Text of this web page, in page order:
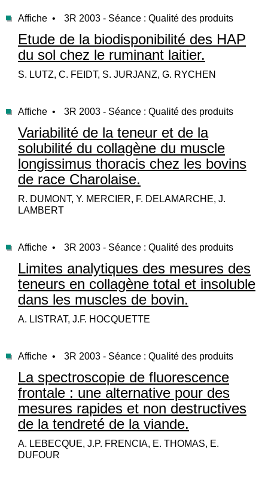
Affiche • 3R 2003 - Séance : Qualité des produits
Etude de la biodisponibilité des HAP
du sol chez le ruminant laitier.
S. LUTZ, C. FEIDT, S. JURJANZ, G. RYCHEN
Affiche • 3R 2003 - Séance : Qualité des produits
Variabilité de la teneur et de la
solubilité du collagène du muscle
longissimus thoracis chez les bovins
de race Charolaise.
R. DUMONT, Y. MERCIER, F. DELAMARCHE, J.
LAMBERT
Affiche • 3R 2003 - Séance : Qualité des produits
Limites analytiques des mesures des
teneurs en collagène total et insoluble
dans les muscles de bovin.
A. LISTRAT, J.F. HOCQUETTE
Affiche • 3R 2003 - Séance : Qualité des produits
La spectroscopie de fluorescence
frontale : une alternative pour des
mesures rapides et non destructives
de la tendreté de la viande.
A. LEBECQUE, J.P. FRENCIA, E. THOMAS, E.
DUFOUR